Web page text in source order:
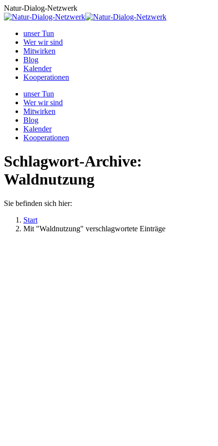
Zum
Inhalt
Natur-Dialog-Netzwerk
unser Tun
Wer wir sind
Mitwirken
Blog
Kalender
Kooperationen
unser Tun
Wer wir sind
Mitwirken
Blog
Kalender
Kooperationen
Schlagwort-Archive:
Waldnutzung
Sie befinden sich hier:
Start
Mit "Waldnutzung" verschlagwortete Einträge